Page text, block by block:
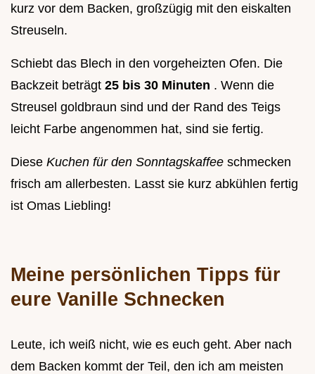
kurz vor dem Backen, großzügig mit den eiskalten
Streuseln.
Schiebt das Blech in den vorgeheizten Ofen. Die
Backzeit beträgt 25 bis 30 Minuten . Wenn die
Streusel goldbraun sind und der Rand des Teigs
leicht Farbe angenommen hat, sind sie fertig.
Diese Kuchen für den Sonntagskaffee schmecken
frisch am allerbesten. Lasst sie kurz abkühlen fertig
ist Omas Liebling!
Meine persönlichen Tipps für
eure Vanille Schnecken
Leute, ich weiß nicht, wie es euch geht. Aber nach
dem Backen kommt der Teil, den ich am meisten